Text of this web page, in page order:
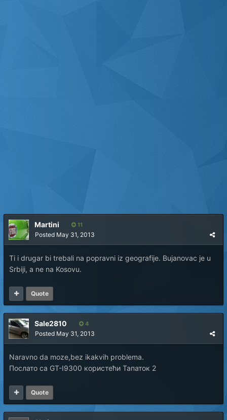
Martini 11
Posted May 31, 2013
Ti i drugar bi trebali na popravni iz geografije. Bujanovac je u
Srbiji, a ne na Kosovu.
Quote
Sale2810 4
Posted May 31, 2013
Naravno da moze,bez ikakvih problema.
Послато са GT-I9300 користећи Тапаток 2
Quote